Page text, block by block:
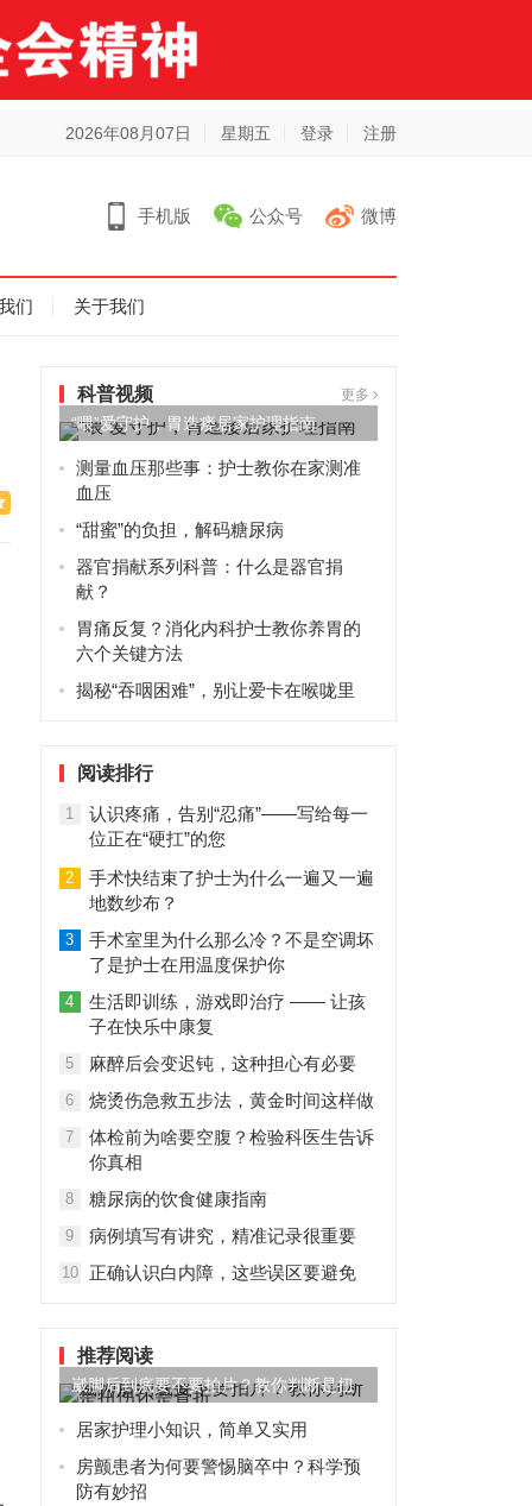
2026年08月07日 星期五 登录 注册
手机版 公众号 微博
们 关于我们
科普视频 更多
“喂”爱守护，胃造瘘居家护理指南
测量血压那些事：护士教你在家测准
血压
“甜蜜”的负担，解码糖尿病
器官捐献系列科普：什么是器官捐
献？
胃痛反复？消化内科护士教你养胃的
六个关键方法
揭秘“吞咽困难”，别让爱卡在喉咙里
阅读排行
1
认识疼痛，告别“忍痛”——写给每一
位正在“硬扛”的您
2
手术快结束了护士为什么一遍又一遍
地数纱布？
3
手术室里为什么那么冷？不是空调坏
了是护士在用温度保护你
4
生活即训练，游戏即治疗 —— 让孩
子在快乐中康复
5 麻醉后会变迟钝，这种担心有必要
6 烧烫伤急救五步法，黄金时间这样做
7
体检前为啥要空腹？检验科医生告诉
你真相
8 糖尿病的饮食健康指南
9 病例填写有讲究，精准记录很重要
10 正确认识白内障，这些误区要避免
推荐阅读
崴脚后到底要不要拍片？教你判断是扭
伤还是骨折
居家护理小知识，简单又实用
房颤患者为何要警惕脑卒中？科学预
防有妙招